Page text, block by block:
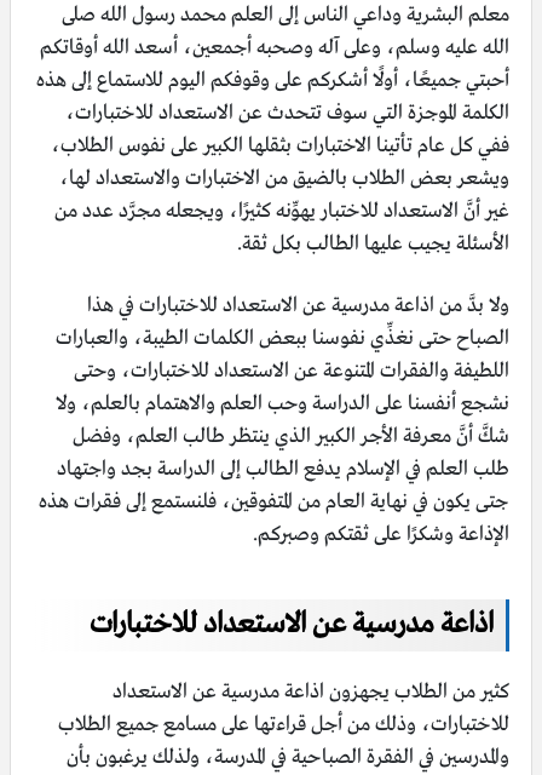
معلم البشرية وداعي الناس إلى العلم محمد رسول الله صلى
الله عليه وسلم، وعلى آله وصحبه أجمعين، أسعد الله أوقاتكم
أحبتي جميعًا، أولًا أشكركم على وقوفكم اليوم للاستماع إلى هذه
الكلمة الموجزة التي سوف تتحدث عن الاستعداد للاختبارات،
ففي كل عام تأتينا الاختبارات بثقلها الكبير على نفوس الطلاب،
ويشعر بعض الطلاب بالضيق من الاختبارات والاستعداد لها،
غير أنَّ الاستعداد للاختبار يهوِّنه كثيرًا، ويجعله مجرَّد عدد من
الأسئلة يجيب عليها الطالب بكل ثقة.
ولا بدَّ من اذاعة مدرسية عن الاستعداد للاختبارات في هذا
الصباح حتى نغذِّي نفوسنا ببعض الكلمات الطيبة، والعبارات
اللطيفة والفقرات المتنوعة عن الاستعداد للاختبارات، وحتى
نشجع أنفسنا على الدراسة وحب العلم والاهتمام بالعلم، ولا
شكَّ أنَّ معرفة الأجر الكبير الذي ينتظر طالب العلم، وفضل
طلب العلم في الإسلام يدفع الطالب إلى الدراسة بجد واجتهاد
جتى يكون في نهاية العام من المتفوقين، فلنستمع إلى فقرات هذه
الإذاعة وشكرًا على ثقتكم وصبركم.
اذاعة مدرسية عن الاستعداد للاختبارات
كثير من الطلاب يجهزون اذاعة مدرسية عن الاستعداد
للاختبارات، وذلك من أجل قراءتها على مسامع جميع الطلاب
والمدرسين في الفقرة الصباحية في المدرسة، ولذلك يرغبون بأن